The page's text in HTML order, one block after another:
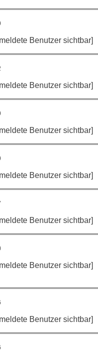
Benutzer sichtbar]
Benutzer sichtbar]
Benutzer sichtbar]
Benutzer sichtbar]
Benutzer sichtbar]
Benutzer sichtbar]
Benutzer sichtbar]